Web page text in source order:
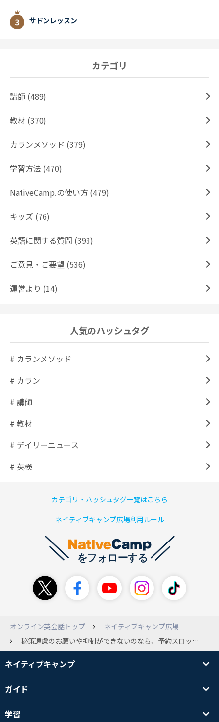
サドンレッスン
カテゴリ
講師 (489)
教材 (370)
カランメソッド (379)
学習方法 (470)
NativeCamp.の使い方 (479)
キッズ (76)
英語に関する質問 (393)
ご意見・ご要望 (536)
運営より (14)
人気のハッシュタグ
# カランメソッド
# カラン
# 講師
# 教材
# デイリーニュース
# 英検
カテゴリ・ハッシュタグ一覧はこちら
ネイティブキャンプ広場利用ルール
オンライン英会話トップ
ネイティブキャンプ広場
秘策遠慮のお願いや抑制ができないのなら、予約スロットオープンタイミングを増やせませんか
ネイティブキャンプ
ガイド
学習